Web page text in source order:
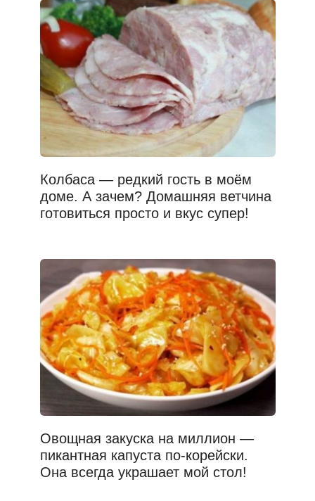
Колбаса — редкий гость в моём
доме. А зачем? Домашняя ветчина
готовиться просто и вкус супер!
Овощная закуска на миллион —
пикантная капуста по-корейски.
Она всегда украшает мой стол!